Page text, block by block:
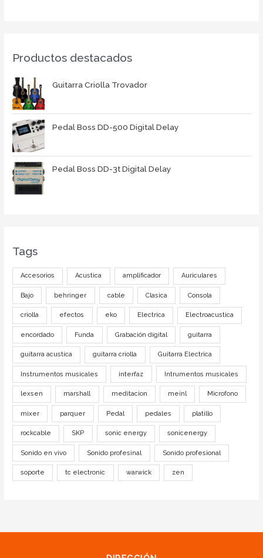
Productos destacados
Guitarra Criolla Trovador
Pedal Boss DD-500 Digital Delay
Pedal Boss DD-3t Digital Delay
Tags
Accesorios Acustica amplificador Auriculares
Bajo behringer cable Clasica Consola
criolla efectos eko Electrica Electroacustica
encordado Funda Grabación digital guitarra
guitarra acustica guitarra criolla Guitarra Electrica
Instrumentos musicales interfaz Intrumentos musicales
lexsen marshall meditacion meinl Microfono
mixer parquer Pedal pedales platillo
rockcable SKP sonic energy sonicenergy
Sonido en vivo Sonido profesinal Sonido profesional
soporte tc electronic warwick zen